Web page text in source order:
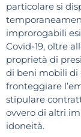
particolare si
improrogabili
Covid-19, oltre
proprietà di
di beni mobili di
fronteggiare
stipulare
ovvero di altri
idoneità.